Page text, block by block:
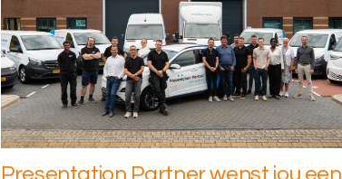
Presentation Partner wenst jou een